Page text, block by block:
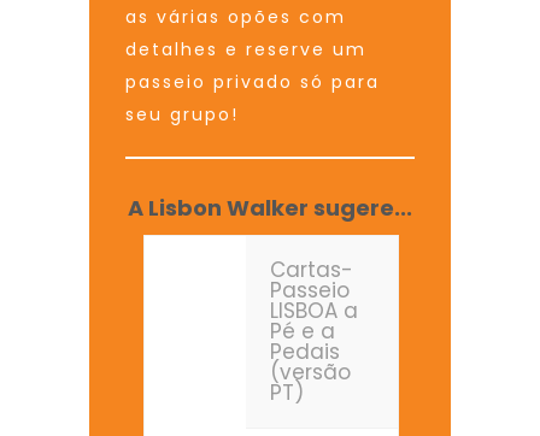
as várias opões com
detalhes e reserve um
passeio privado só para
seu grupo!
A Lisbon Walker sugere...
Cartas-
Passeio
LISBOA a
Pé e a
Pedais
(versão
PT)